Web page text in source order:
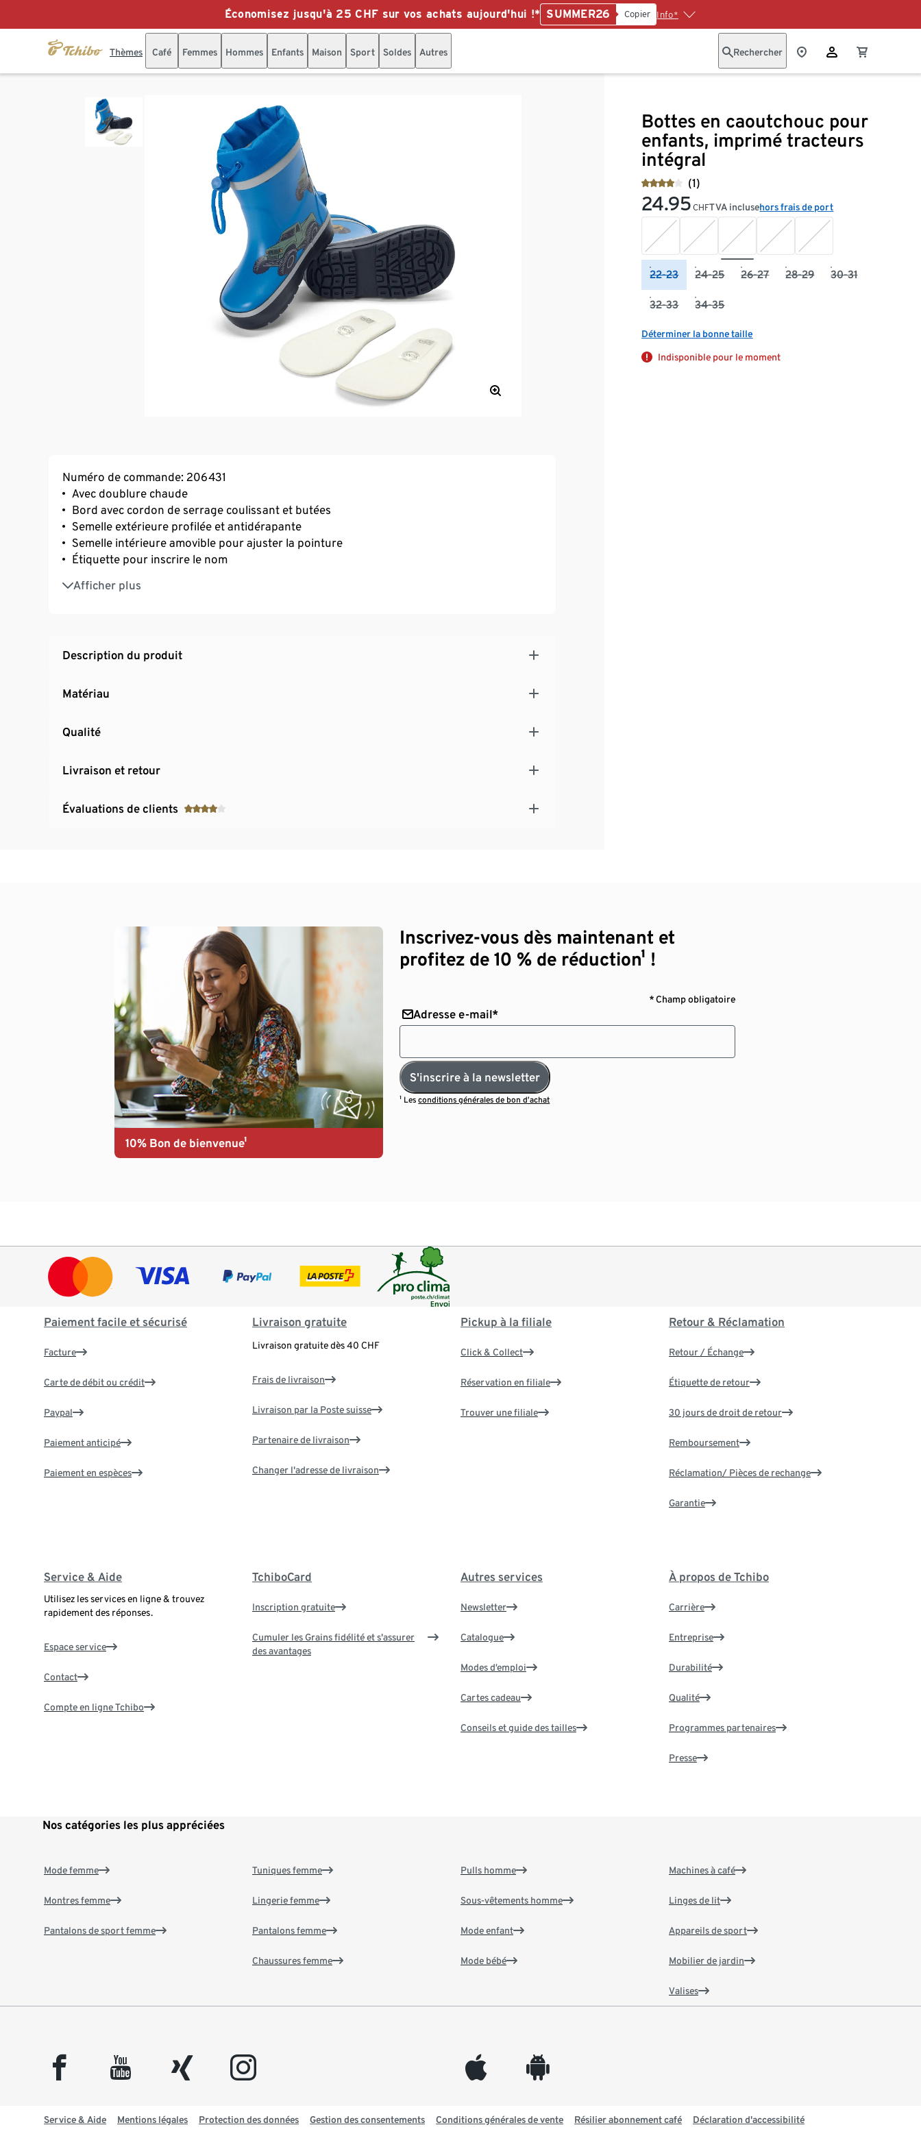
Économisez jusqu'à 25 CHF sur vos achats aujourd'hui !* SUMMER26 Copier Info*
Thèmes Café Femmes Hommes Enfants Maison Sport Soldes Autres Rechercher
Bottes en caoutchouc pour
enfants, imprimé tracteurs
intégral
(1)
24.95 CHFTVA inclusehors frais de port
22-23 24-25 26-27 28-29 30-31
32-33 34-35
Déterminer la bonne taille
Indisponible pour le moment
Numéro de commande: 206431
Avec doublure chaude
Bord avec cordon de serrage coulissant et butées
Semelle extérieure profilée et antidérapante
Semelle intérieure amovible pour ajuster la pointure
Étiquette pour inscrire le nom
Afficher plus
Étanche
Avec éléments réfléchissants décoratifs
Description du produit
Matériau
Qualité
Livraison et retour
Évaluations de clients
10% Bon de bienvenue¹
Inscrivez-vous dès maintenant et
profitez de 10 % de réduction¹ !
* Champ obligatoire
Adresse e-mail*
S'inscrire à la newsletter
¹ Lesconditions générales de bon d’achat
Paiement facile et sécurisé
Facture
Carte de débit ou crédit
Paypal
Paiement anticipé
Paiement en espèces
Livraison gratuite
Livraison gratuite dès 40 CHF
Frais de livraison
Livraison par la Poste suisse
Partenaire de livraison
Changer l'adresse de livraison
Pickup à la filiale
Click & Collect
Réservation en filiale
Trouver une filiale
Retour & Réclamation
Retour / Échange
Étiquette de retour
30 jours de droit de retour
Remboursement
Réclamation/ Pièces de rechange
Garantie
Service & Aide
Utilisez les services en ligne & trouvez
rapidement des réponses.
Espace service
Contact
Compte en ligne Tchibo
TchiboCard
Inscription gratuite
Cumuler les Grains fidélité et s'assurer
des avantages
Autres services
Newsletter
Catalogue
Modes d’emploi
Cartes cadeau
Conseils et guide des tailles
À propos de Tchibo
Carrière
Entreprise
Durabilité
Qualité
Programmes partenaires
Presse
Nos catégories les plus appréciées
Mode femme
Montres femme
Pantalons de sport femme
Tuniques femme
Lingerie femme
Pantalons femme
Chaussures femme
Pulls homme
Sous-vêtements homme
Mode enfant
Mode bébé
Machines à café
Linges de lit
Appareils de sport
Mobilier de jardin
Valises
facebook youtube xing instagram appleinc android
Service & Aide Mentions légales Protection des données Gestion des consentements Conditions générales de vente Résilier abonnement café Déclaration d'accessibilité